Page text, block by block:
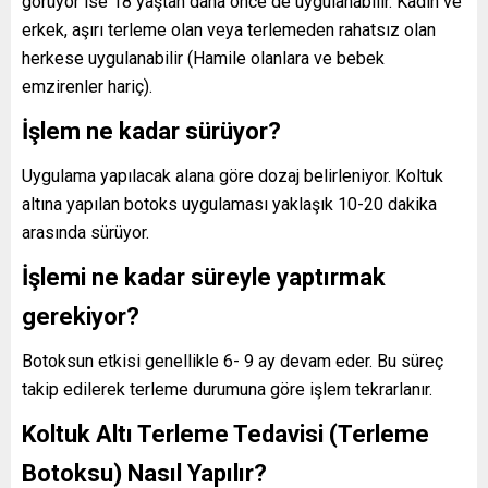
erkek, aşırı terleme olan veya terlemeden rahatsız olan
herkese uygulanabilir (Hamile olanlara ve bebek
emzirenler hariç).
İşlem ne kadar sürüyor?
Uygulama yapılacak alana göre dozaj belirleniyor. Koltuk
altına yapılan botoks uygulaması yaklaşık 10-20 dakika
arasında sürüyor.
İşlemi ne kadar süreyle yaptırmak
gerekiyor?
Botoksun etkisi genellikle 6- 9 ay devam eder. Bu süreç
takip edilerek terleme durumuna göre işlem tekrarlanır.
Koltuk Altı Terleme Tedavisi (Terleme
Botoksu) Nasıl Yapılır?